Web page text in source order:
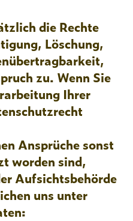
die Rechte
Löschung,
zu. Wenn Sie
Ihrer
Ansprüche sonst
worden sind,
Aufsichtsbehörde
uns unter